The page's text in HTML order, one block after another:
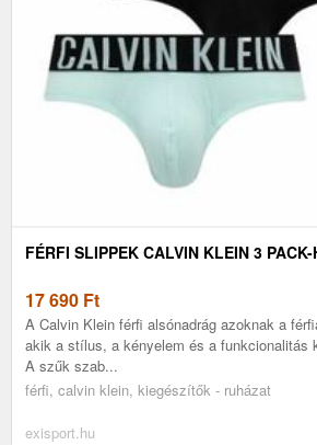
FÉRFI SLIPPEK CALVIN KLEIN 3
17 690 Ft
A Calvin Klein férfi alsónadrág azoknak a
akik a stílus, a kényelem és a funkcionalitás
A szűk szab...
férfi, calvin klein, kiegészítők - ruházat
exisport.hu